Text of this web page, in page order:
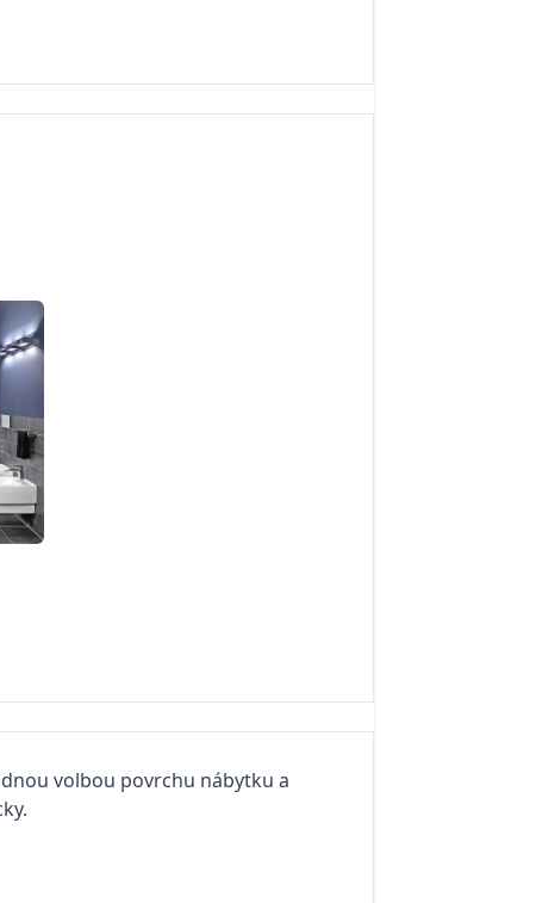
volbou povrchu nábytku a